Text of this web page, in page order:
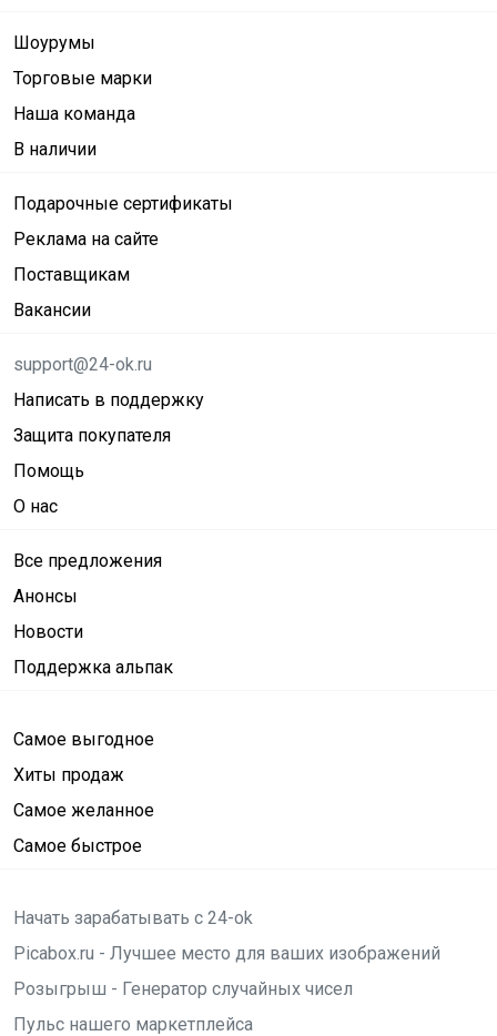
Шоурумы
Торговые марки
Наша команда
В наличии
Подарочные сертификаты
Реклама на сайте
Поставщикам
Вакансии
support@24-ok.ru
Написать в поддержку
Защита покупателя
Помощь
О нас
Все предложения
Анонсы
Новости
Поддержка альпак
Самое выгодное
Хиты продаж
Самое желанное
Самое быстрое
Начать зарабатывать с 24-ok
Picabox.ru - Лучшее место для ваших изображений
Розыгрыш - Генератор случайных чисел
Пульс нашего маркетплейса